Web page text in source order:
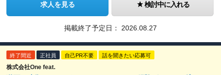
求人を見る 検討中に入れる
掲載終了予定日： 2026.08.27
終了間近 正社員 自己PR不要 話を聞きたい応募可
株式会社One feat.